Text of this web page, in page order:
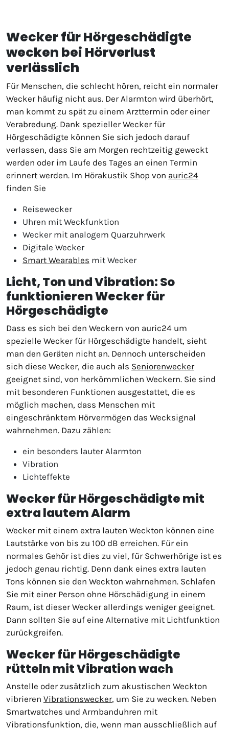
Wecker für Hörgeschädigte
wecken bei Hörverlust
verlässlich
Für Menschen, die schlecht hören, reicht ein normaler
Wecker häufig nicht aus. Der Alarmton wird überhört,
man kommt zu spät zu einem Arzttermin oder einer
Verabredung. Dank spezieller Wecker für
Hörgeschädigte können Sie sich jedoch darauf
verlassen, dass Sie am Morgen rechtzeitig geweckt
werden oder im Laufe des Tages an einen Termin
erinnert werden. Im Hörakustik Shop von auric24
finden Sie
Reisewecker
Uhren mit Weckfunktion
Wecker mit analogem Quarzuhrwerk
Digitale Wecker
Smart Wearables mit Wecker
Licht, Ton und Vibration: So
funktionieren Wecker für
Hörgeschädigte
Dass es sich bei den Weckern von auric24 um
spezielle Wecker für Hörgeschädigte handelt, sieht
man den Geräten nicht an. Dennoch unterscheiden
sich diese Wecker, die auch als Seniorenwecker
geeignet sind, von herkömmlichen Weckern. Sie sind
mit besonderen Funktionen ausgestattet, die es
möglich machen, dass Menschen mit
eingeschränktem Hörvermögen das Wecksignal
wahrnehmen. Dazu zählen:
ein besonders lauter Alarmton
Vibration
Lichteffekte
Wecker für Hörgeschädigte mit
extra lautem Alarm
Wecker mit einem extra lauten Weckton können eine
Lautstärke von bis zu 100 dB erreichen. Für ein
normales Gehör ist dies zu viel, für Schwerhörige ist es
jedoch genau richtig. Denn dank eines extra lauten
Tons können sie den Weckton wahrnehmen. Schlafen
Sie mit einer Person ohne Hörschädigung in einem
Raum, ist dieser Wecker allerdings weniger geeignet.
Dann sollten Sie auf eine Alternative mit Lichtfunktion
zurückgreifen.
Wecker für Hörgeschädigte
rütteln mit Vibration wach
Anstelle oder zusätzlich zum akustischen Weckton
vibrieren Vibrationswecker, um Sie zu wecken. Neben
Smartwatches und Armbanduhren mit
Vibrationsfunktion, die, wenn man ausschließlich auf